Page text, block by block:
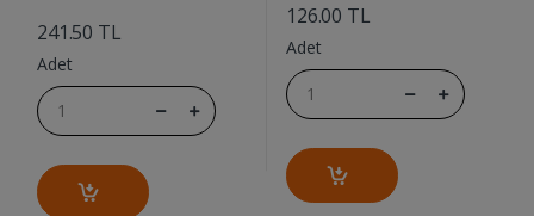
241.50 TL
Adet
126.00 TL
Adet